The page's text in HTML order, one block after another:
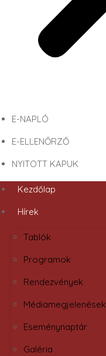
E-NAPLÓ
E-ELLENŐRZŐ
NYITOTT KAPUK
Kezdőlap
Hírek
Tablók
Programok
Rendezvények
Médiamegjelenések
Eseménynaptár
Galéria